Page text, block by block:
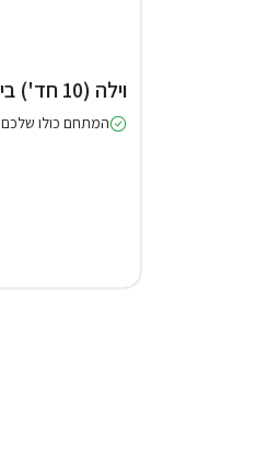
וילה (10 חד') ביבנאל
המתחם כולו שלכם